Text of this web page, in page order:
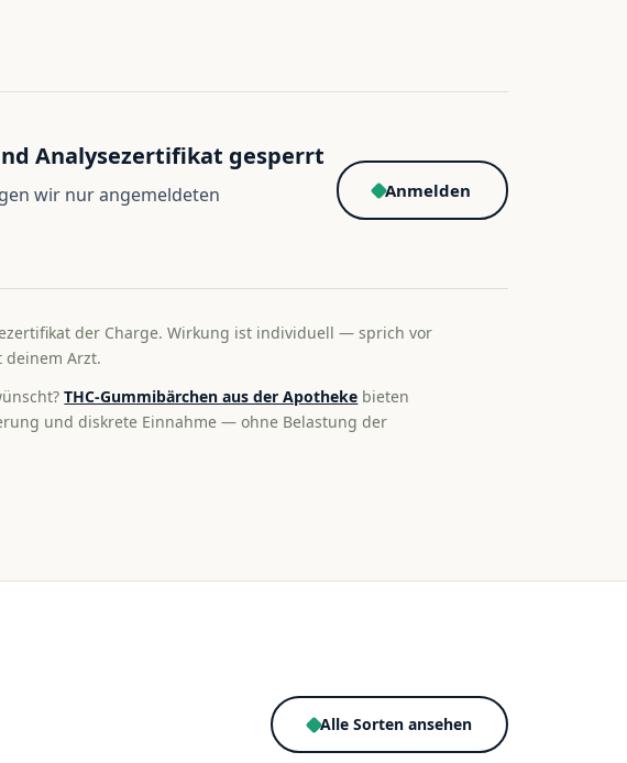
Analysezertifikat gesperrt
wir nur angemeldeten
Anmelden
der Charge. Wirkung ist individuell — sprich vor
Arzt.
THC-Gummibärchen aus der Apotheke bieten
und diskrete Einnahme — ohne Belastung der
Alle Sorten ansehen